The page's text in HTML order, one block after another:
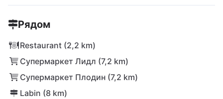
Рядом
Restaurant (2,2 km)
Супермаркет Лидл (7,2 km)
Супермаркет Плодин (7,2 km)
Labin (8 km)